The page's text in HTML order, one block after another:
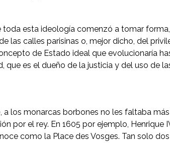
esta ideología comenzó a tomar
las calles parisinas o, mejor dicho, del
de Estado ideal que evolucionaría
es el dueño de la justicia y del uso de
los monarcas borbones no les faltaba
por el rey. En 1605 por ejemplo, Henrique
como la Place des Vosges. Tan solo